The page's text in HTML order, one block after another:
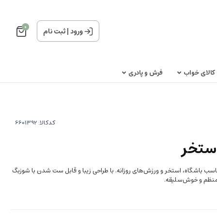
ورود|ثبت نام 0
کالای خواب
فرش و پادری
کدکالا:
باشگاه، استخر و ورزش‌های روزانه. با طراحی زیبا و قابل ست شدن با شوزبگ
منظم و خوش‌سلیقه.